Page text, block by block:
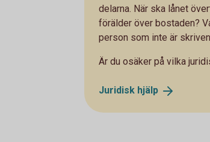
delarna. När ska lånet
förälder över bostaden?
person som inte är
Är du osäker på vilka
Juridisk hjälp